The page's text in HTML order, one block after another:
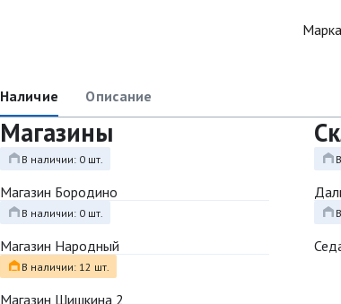
Марка
Наличие Описание
Магазины
В наличии: 0 шт.
Магазин Бородино
В наличии: 0 шт.
Магазин Народный
В наличии: 12 шт.
Магазин Шишкина 2